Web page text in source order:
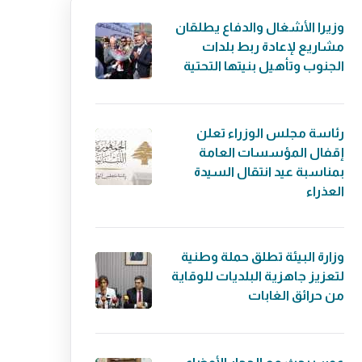
وزيرا الأشغال والدفاع يطلقان
مشاريع لإعادة ربط بلدات
الجنوب وتأهيل بنيتها التحتية
رئاسة مجلس الوزراء تعلن
إقفال المؤسسات العامة
بمناسبة عيد انتقال السيدة
العذراء
وزارة البيئة تطلق حملة وطنية
لتعزيز جاهزية البلديات للوقاية
من حرائق الغابات